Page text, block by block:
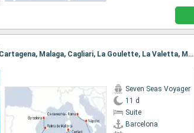
Itinerario : Barcelona, Palma de Mallorca, Cartagena, Malaga, Cagliari, La Goulette, La Valetta, Messine, Nápoles, Civitavecchia - Roma
Seven Seas Voyager
11 d
Suite
Barcelona